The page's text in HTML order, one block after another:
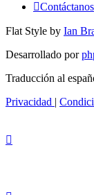
Contáctanos
Flat Style by Ian
Desarrollado por
Traducción al
Privacidad |